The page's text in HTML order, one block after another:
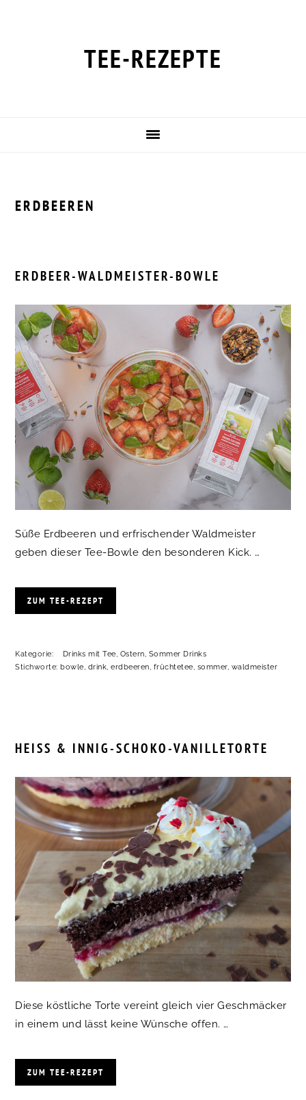
TEE-REZEPTE
ERDBEEREN
ERDBEER-WALDMEISTER-BOWLE
Süße Erdbeeren und erfrischender Waldmeister
geben dieser Tee-Bowle den besonderen Kick. …
ZUM TEE-REZEPT
Kategorie: Drinks mit Tee Ostern Sommer Drinks
Stichworte:bowle drink ,erdbeeren früchtetee sommer, waldmeister
HEISS & INNIG-SCHOKO-VANILLETORTE
Diese köstliche Torte vereint gleich vier Geschmäcker
in einem und lässt keine Wünsche offen. …
ZUM TEE-REZEPT